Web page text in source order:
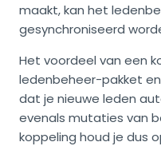
maakt, kan het
gesynchroniseerd
Het voordeel van een
ledenbeheer-pakket
dat je nieuwe leden
evenals mutaties van
koppeling houd je dus